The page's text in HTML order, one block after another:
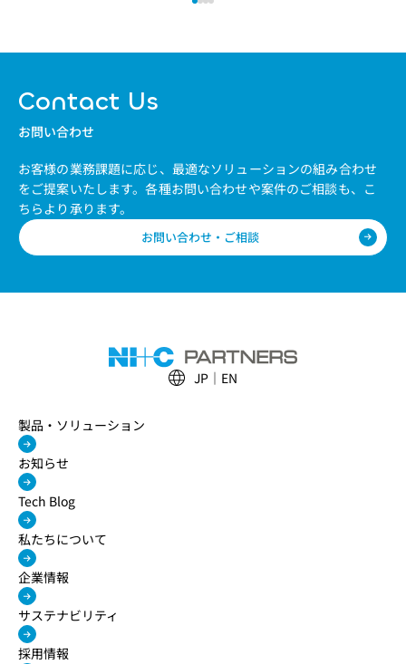
Contact Us
お問い合わせ
お客様の業務課題に応じ、最適なソリューションの組み合わせ
をご提案いたします。各種お問い合わせや案件のご相談も、こ
ちらより承ります。
お問い合わせ・ご相談
JP EN
製品・ソリューション
お知らせ
Tech Blog
私たちについて
企業情報
サステナビリティ
採用情報